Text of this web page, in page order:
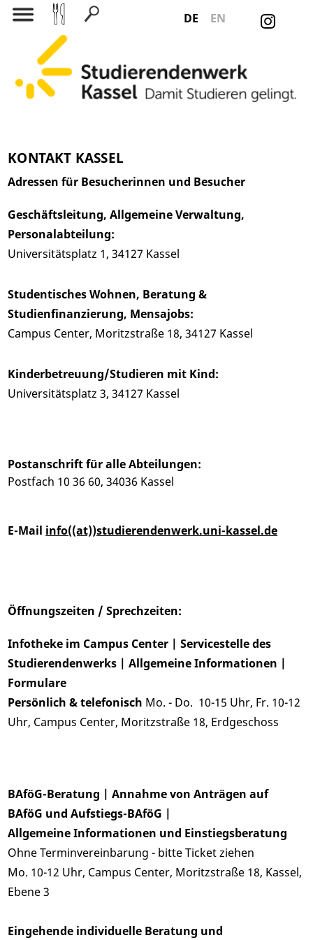
DE EN
Search for:
KONTAKT KASSEL
Adressen für Besucherinnen und Besucher
Geschäftsleitung, Allgemeine Verwaltung,
Personalabteilung:
Universitätsplatz 1, 34127 Kassel
Studentisches Wohnen, Beratung &
Studienfinanzierung, Mensajobs:
Campus Center, Moritzstraße 18, 34127 Kassel
Kinderbetreuung/Studieren mit Kind:
Universitätsplatz 3, 34127 Kassel
Postanschrift für alle Abteilungen:
Postfach 10 36 60, 34036 Kassel
E-Mail info((at))studierendenwerk.uni-kassel.de
Öffnungszeiten / Sprechzeiten:
Infotheke im Campus Center | Servicestelle des
Studierendenwerks | Allgemeine Informationen |
Formulare
Persönlich & telefonisch Mo. - Do. 10-15 Uhr, Fr. 10-12
Uhr, Campus Center, Moritzstraße 18, Erdgeschoss
BAföG-Beratung | Annahme von Anträgen auf
BAföG und Aufstiegs-BAföG |
Allgemeine Informationen und Einstiegsberatung
Ohne Terminvereinbarung - bitte Ticket ziehen
Mo. 10-12 Uhr, Campus Center, Moritzstraße 18, Kassel,
Ebene 3
Eingehende individuelle Beratung und